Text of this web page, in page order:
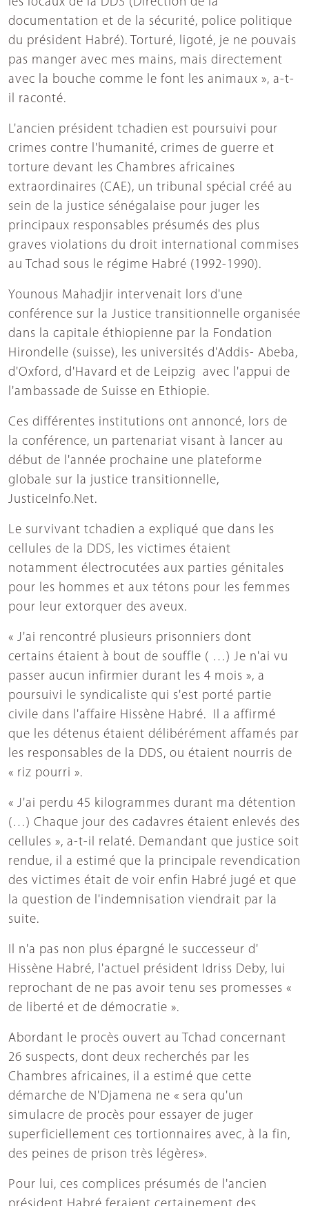
documentation et de la sécurité, police politique
du président Habré). Torturé, ligoté, je ne pouvais
pas manger avec mes mains, mais directement
avec la bouche comme le font les animaux », a-t-
il raconté.
L'ancien président tchadien est poursuivi pour
crimes contre l'humanité, crimes de guerre et
torture devant les Chambres africaines
extraordinaires (CAE), un tribunal spécial créé au
sein de la justice sénégalaise pour juger les
principaux responsables présumés des plus
graves violations du droit international commises
au Tchad sous le régime Habré (1992-1990).
Younous Mahadjir intervenait lors d'une
conférence sur la Justice transitionnelle organisée
dans la capitale éthiopienne par la Fondation
Hirondelle (suisse), les universités d'Addis- Abeba,
d'Oxford, d'Havard et de Leipzig avec l'appui de
l'ambassade de Suisse en Ethiopie.
Ces différentes institutions ont annoncé, lors de
la conférence, un partenariat visant à lancer au
début de l'année prochaine une plateforme
globale sur la justice transitionnelle,
JusticeInfo.Net.
Le survivant tchadien a expliqué que dans les
cellules de la DDS, les victimes étaient
notamment électrocutées aux parties génitales
pour les hommes et aux tétons pour les femmes
pour leur extorquer des aveux.
« J'ai rencontré plusieurs prisonniers dont
certains étaient à bout de souffle ( …) Je n'ai vu
passer aucun infirmier durant les 4 mois », a
poursuivi le syndicaliste qui s'est porté partie
civile dans l'affaire Hissène Habré. Il a affirmé
que les détenus étaient délibérément affamés par
les responsables de la DDS, ou étaient nourris de
« riz pourri ».
« J'ai perdu 45 kilogrammes durant ma détention
(…) Chaque jour des cadavres étaient enlevés des
cellules », a-t-il relaté. Demandant que justice soit
rendue, il a estimé que la principale revendication
des victimes était de voir enfin Habré jugé et que
la question de l'indemnisation viendrait par la
suite.
Il n'a pas non plus épargné le successeur d'
Hissène Habré, l'actuel président Idriss Deby, lui
reprochant de ne pas avoir tenu ses promesses «
de liberté et de démocratie ».
Abordant le procès ouvert au Tchad concernant
26 suspects, dont deux recherchés par les
Chambres africaines, il a estimé que cette
démarche de N'Djamena ne « sera qu'un
simulacre de procès pour essayer de juger
superficiellement ces tortionnaires avec, à la fin,
des peines de prison très légères».
Pour lui, ces complices présumés de l'ancien